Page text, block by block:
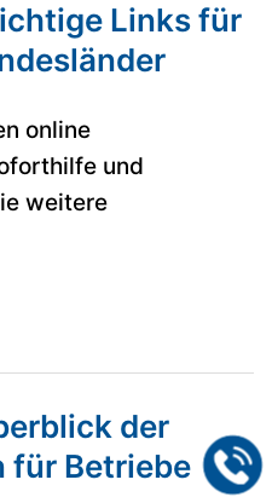
Links für
online
und
weitere
der
für Betriebe